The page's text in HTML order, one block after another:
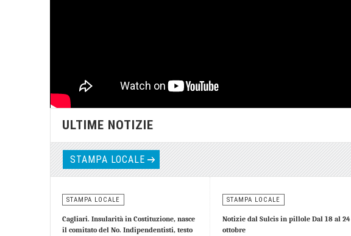
ULTIME NOTIZIE
STAMPA LOCALE
STAMPA LOCALE
Cagliari. Insularità in Costituzione, nasce
il comitato del No. Indipendentisti, testo
STAMPA LOCALE
Notizie dal Sulcis in pillole Dal 18 al 24
ottobre